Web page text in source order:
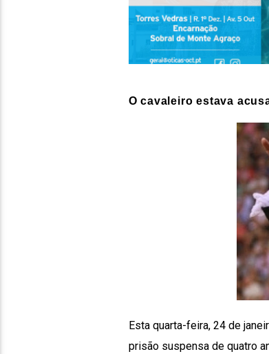
O cavaleiro estava
Esta quarta-feira, 24 de
prisão suspensa de quatro